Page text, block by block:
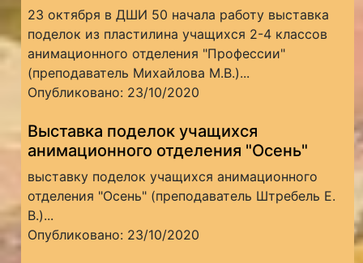
23 октября в ДШИ 50 начала работу выставка
поделок из пластилина учащихся 2-4 классов
анимационного отделения "Профессии"
(преподаватель Михайлова М.В.)...
Опубликовано: 23/10/2020
Выставка поделок учащихся
анимационного отделения "Осень"
выставку поделок учащихся анимационного
отделения "Осень" (преподаватель Штребель Е.
В.)...
Опубликовано: 23/10/2020